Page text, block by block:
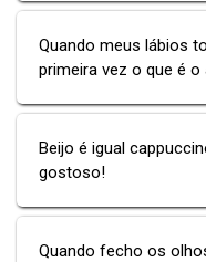
Quando meus lábios
primeira vez o que é o
Beijo é igual
gostoso!
Quando fecho os